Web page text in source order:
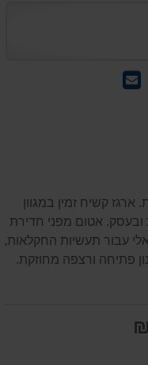
ארגז קשיח זמין במגוון
ובעסק. אטום מפני חדירת
עבור תעשיות החקלאות,
פתיחה ורצפה מחוזקת.